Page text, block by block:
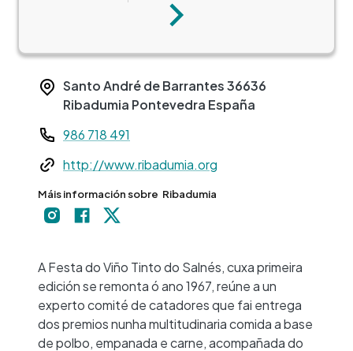
Seguinte
Santo André de Barrantes36636
Ribadumia Pontevedra España
Teléfono
986 718 491
Webhttp://www.ribadumia.org
Máis información sobre Ribadumia
A Festa do Viño Tinto do Salnés, cuxa primeira
edición se remonta ó ano 1967, reúne a un
experto comité de catadores que fai entrega
dos premios nunha multitudinaria comida a base
de polbo, empanada e carne, acompañada do